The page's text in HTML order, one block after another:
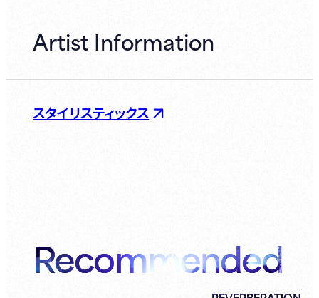
Artist Information
スタイリスティックス
Recommended